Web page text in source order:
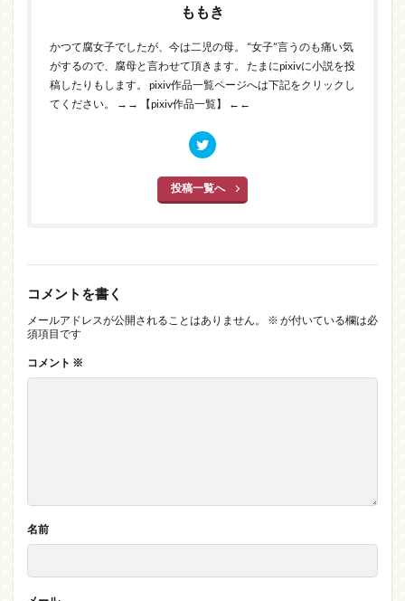
ももき
かつて腐女子でしたが、今は二児の母。 “女子”言うのも痛い気
がするので、腐母と言わせて頂きます。 たまにpixivに小説を投
稿したりもします。 pixiv作品一覧ページへは下記をクリックし
てください。
→→ 【pixiv作品一覧】 ←←
投稿一覧へ
コメントを書く
メールアドレスが公開されることはありません。 ※ が付いている欄は必
須項目です
コメント ※
名前